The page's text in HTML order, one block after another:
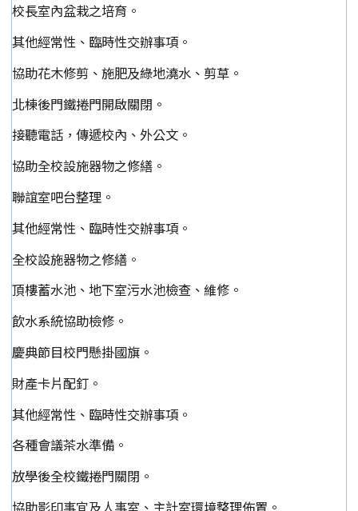
校長室內盆栽之培育。
其他經常性、臨時性交辦事項。
協助花木修剪、施肥及綠地澆水、剪草。
北棟後門鐵捲門開啟關閉。
接聽電話，傳遞校內、外公文。
協助全校設施器物之修繕。
聯誼室吧台整理。
其他經常性、臨時性交辦事項。
全校設施器物之修繕。
頂樓蓄水池、地下室污水池檢查、維修。
飲水系統協助檢修。
慶典節目校門懸掛國旗。
財產卡片配釘。
其他經常性、臨時性交辦事項。
各種會議茶水準備。
放學後全校鐵捲門關閉。
協助影印事宜及人事室、主計室環境整理佈置。